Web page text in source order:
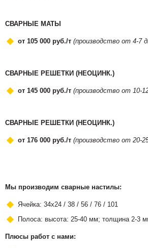
СВАРНЫЕ МАТЫ
от 105 000 руб./т (производство от 4-7
СВАРНЫЕ РЕШЕТКИ (НЕОЦИНК.)
от 145 000 руб./т (производство от 10-
СВАРНЫЕ РЕШЕТКИ (НЕОЦИНК.)
от 176 000 руб./т (производство от 20-
Мы производим сварные настилы:
Ячейка: 34х24 / 38 / 56 / 76 / 101
Полоса: высота: 25-40 мм; толщина 2-3
Плюсы работ с нами: